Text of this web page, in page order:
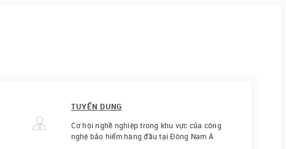
TUYỂN DỤNG
Cơ hội nghề nghiệp trong khu vực của công
nghệ bảo hiểm hàng đầu tại Đông Nam Á